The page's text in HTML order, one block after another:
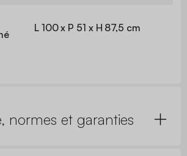
L 100 x P 51 x H 87,5 cm
normes et garanties